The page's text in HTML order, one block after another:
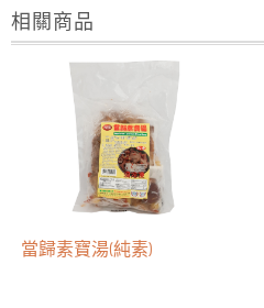
相關商品
當歸素寶湯(純素)